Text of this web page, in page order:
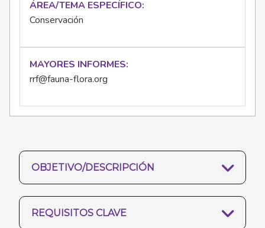
ÁREA/TEMA ESPECÍFICO
Conservación
MAYORES INFORMES
rrf@fauna-flora.org
OBJETIVO/DESCRIPCIÓN
REQUISITOS CLAVE